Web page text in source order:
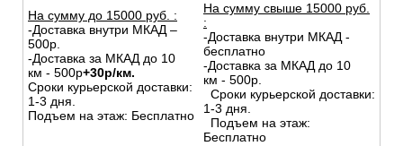
На сумму до 15000 руб. :
-Доставка внутри МКАД –
500р.
-Доставка за МКАД до 10
км - 500р+30р/км.
Сроки курьерской доставки:
1-3 дня.
Подъем на этаж: Бесплатно
На сумму свыше 15000 руб.
:
-Доставка внутри МКАД -
бесплатно
-Доставка за МКАД до 10
км - 500р.
Сроки курьерской доставки:
1-3 дня.
Подъем на этаж:
Бесплатно